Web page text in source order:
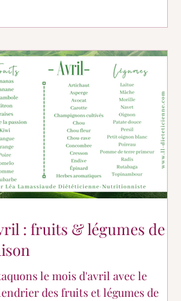
: fruits & légumes de
le mois d'avril avec le
des fruits et légumes de